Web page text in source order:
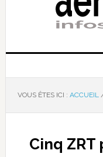
VOUS ÊTES ICI : ACCUEIL
Cinq